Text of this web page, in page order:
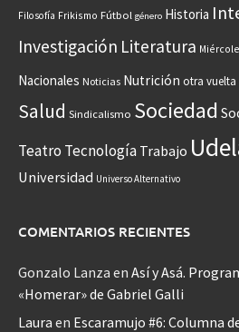
Filosofía Frikismo Fútbol género Historia
Investigación Literatura
Nacionales Noticias Nutrición otra vuelta
Salud Sindicalismo Sociedad
Teatro Tecnología Trabajo
Universidad Universo Alternativo
COMENTARIOS RECIENTES
Gonzalo Lanza en Así y Asá.
«Homerar» de Gabriel Galli
Laura en Escaramujo #6: Columna